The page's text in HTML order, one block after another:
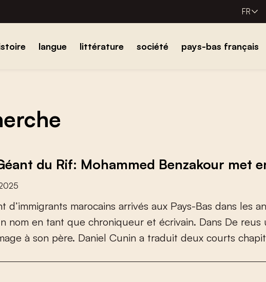
FR
langue littérature société pays-bas français
du Rif: Mohammed Benzakour met
t d’immigrants marocains arrivés aux Pays-Bas dans les an
n nom en tant que chroniqueur et écrivain. Dans De reus
age à son père. Daniel Cunin a traduit deux courts chapit